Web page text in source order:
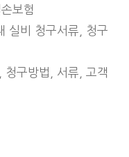
보험
실비 청구서류, 청구
청구방법, 서류, 고객